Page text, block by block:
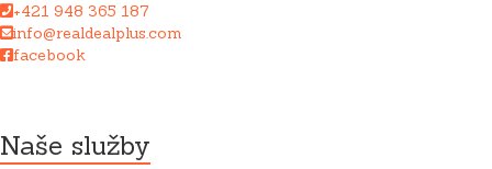
+421 948 365 187
info@realdealplus.com
facebook
Naše služby